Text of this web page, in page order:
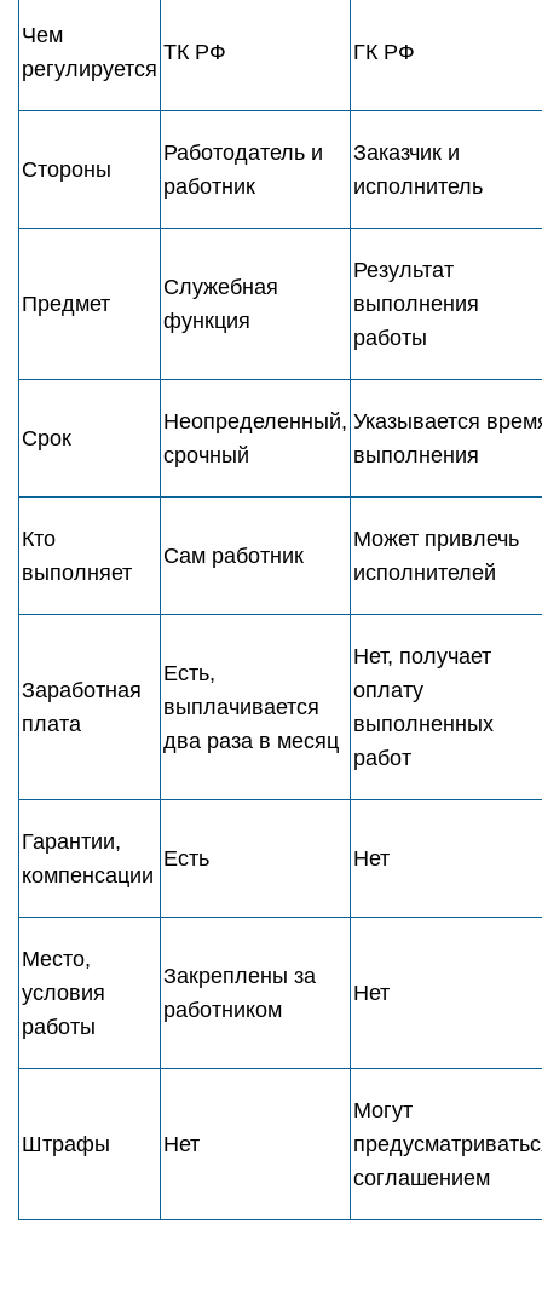
Чем
регулируется
ТК РФ ГК РФ
Стороны
Работодатель и
работник
Заказчик и
исполнитель
Предмет
Служебная
функция
Результат
выполнения
работы
Срок
Неопределенный,
срочный
Указывается
выполнения
Кто
выполняет
Сам работник
Может привлечь
исполнителей
Заработная
плата
Есть,
выплачивается
два раза в месяц
Нет, получает
оплату
выполненных
работ
Гарантии,
компенсации
Есть Нет
Место,
условия
работы
Закреплены за
работником
Нет
Штрафы Нет
Могут
соглашением